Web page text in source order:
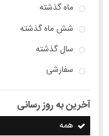
ماه گذشته
شش ماه گذشته
سال گذشته
سفارشی
آخرین به روز رسانی
همه